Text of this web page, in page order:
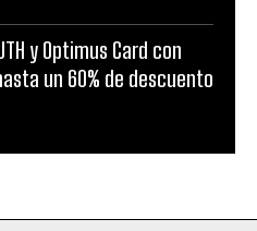
y Optimus Card con
un 60% de descuento